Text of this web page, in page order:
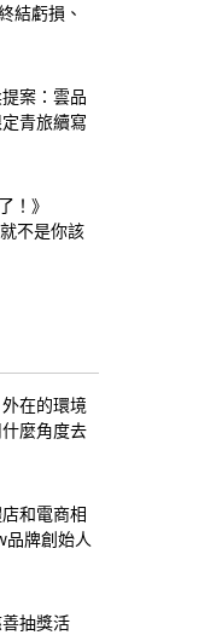
結虧損、
、Prada
案：雲品
青旅續寫
！》
不是你該
的告白》
在的環境
麼角度去
和電商相
品牌創始人
年90歲
抽獎活